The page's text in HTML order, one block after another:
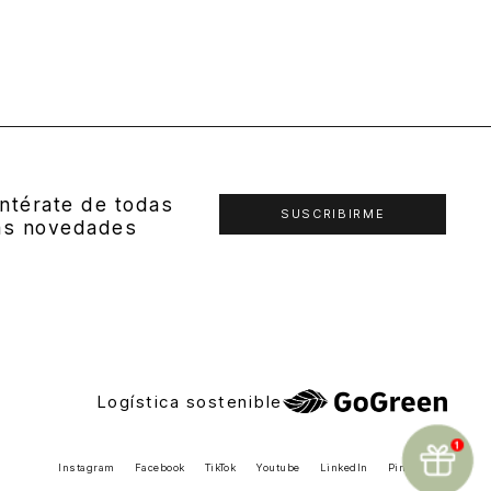
de todas
novedades
SUSCRIBIRME
Logística sostenible
Instagram Facebook TikTok Youtube LinkedIn Pinterest